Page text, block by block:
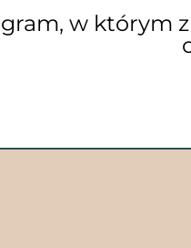
w którym